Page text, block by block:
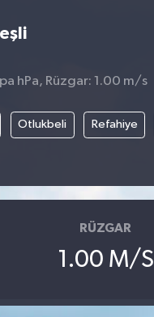
hPa, Rüzgar: 1.00 m/s
Otlukbeli Refahiye
RÜZGAR
1.00 M/S